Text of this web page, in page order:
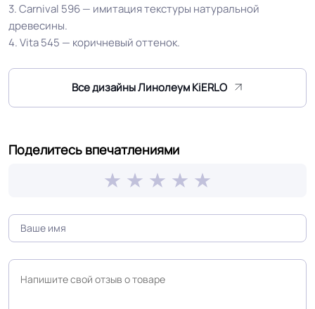
Полы с подогревом
(max +27C)
Разрешено
Система стыковки
швов
Шнур для сварки
Система примыкания к
Плинтус ПВХ
Способ укладки
EUROBASE 425 / EUROPROF 522
контакт / EUROPROF 521 фиксация
3. Carnival 596 — имитация текстуры натуральной
древесины.
4. Vita 545 — коричневый оттенок.
Все дизайны Линолеум KiERLO
Поделитесь впечатлениями